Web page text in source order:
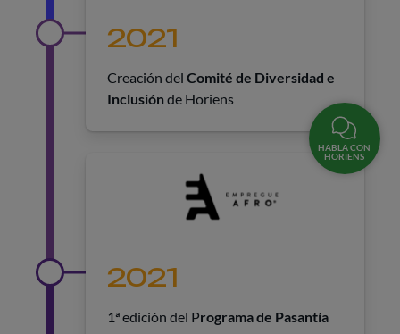
2021
Creación del Comité de Diversidad e
Inclusiónde Horiens
2021
1ª edición del Programa de Pasantía
HABLA CON
HORIENS